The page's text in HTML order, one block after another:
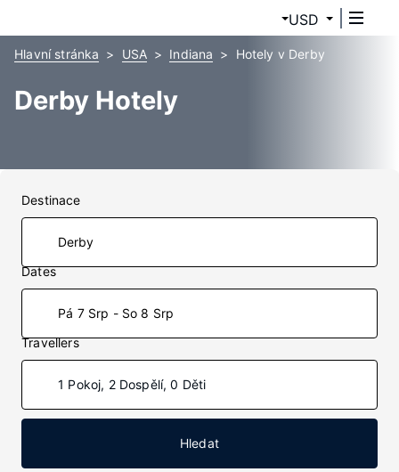
USD
Hlavní stránka USA Indiana Hotely v Derby
Derby Hotely
Destinace
Dates
Pá 7 Srp - So 8 Srp
Travellers
1 Pokoj, 2 Dospělí, 0 Děti
Hledat